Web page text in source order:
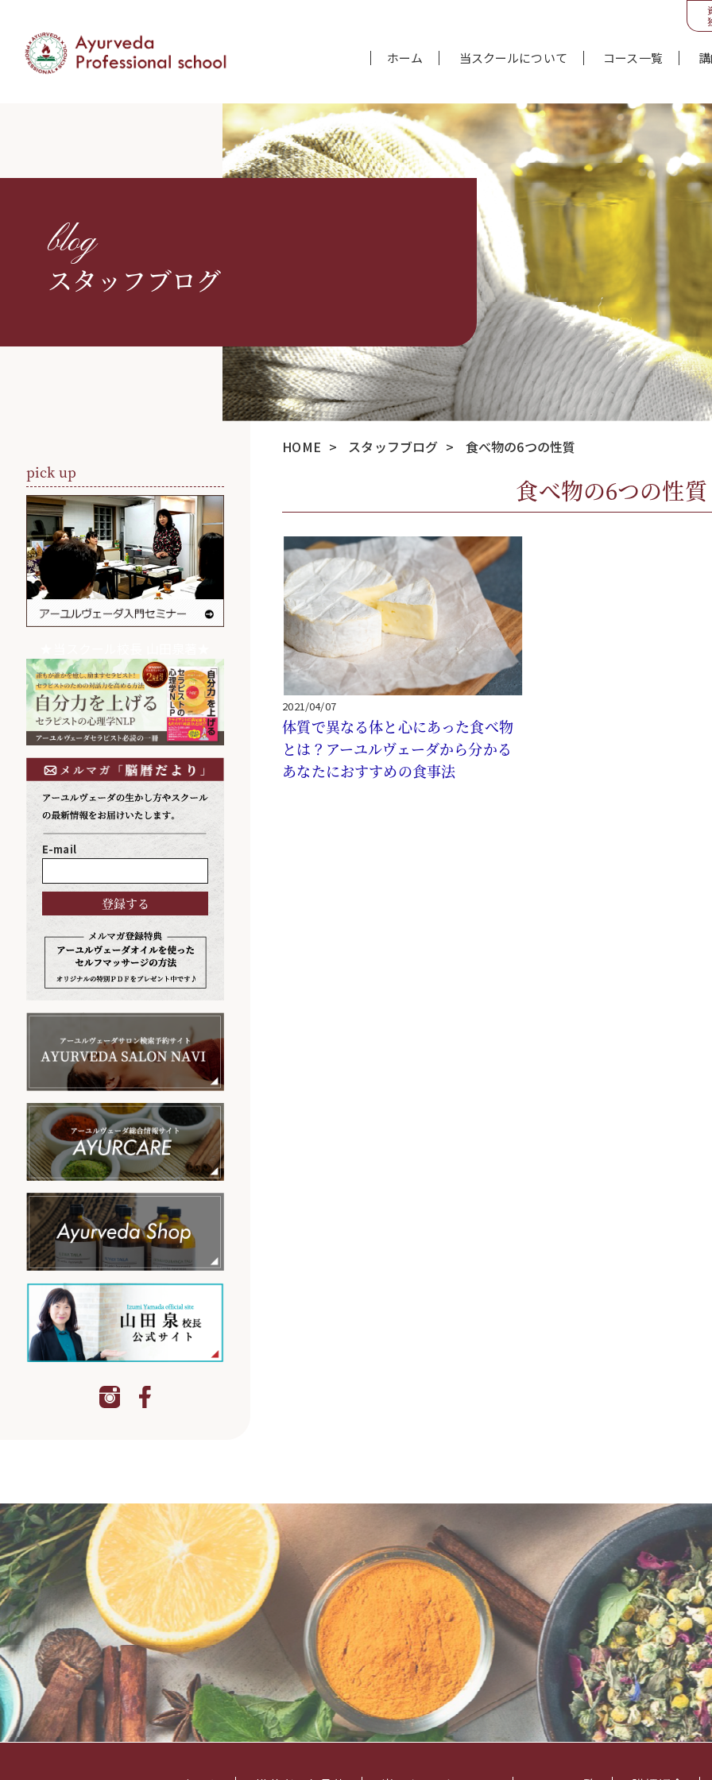
ホーム 当スクールについて コース一覧
blog
スタッフブログ
HOME > スタッフブログ > 食べ物の6つの性質
食べ物の6つの性
2021/04/07
体質で異なる体と心にあった食べ物
とは？アーユルヴェーダから分かる
あなたにおすすめの食事法
pick up
E-mail